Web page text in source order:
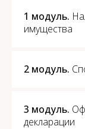
1 модуль.
имущества
2 модуль.
3 модуль.
декларации